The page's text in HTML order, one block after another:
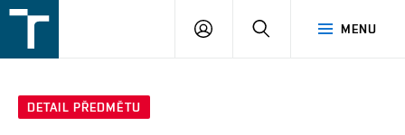
v
MENU
PŘIHLÁŠENÍ
DETAIL PŘEDMĚTU